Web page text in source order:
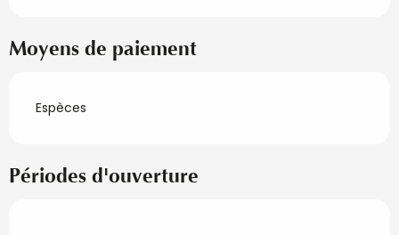
Moyens de paiement
Espèces
Périodes d'ouverture